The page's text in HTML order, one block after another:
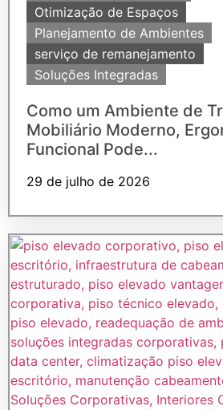
Otimização de Espaços
Planejamento de Ambientes
serviço de remanejamento
Soluções Integradas
Como um Ambiente de
Mobiliário Moderno,
Funcional Pode...
29 de julho de 2026